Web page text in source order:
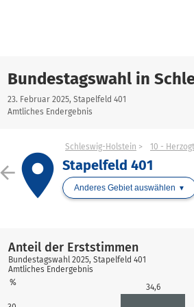
Bundestagswahl in
23. Februar 2025, Stapelfeld 401
Amtliches Endergebnis
arrow_backplace
Schleswig-Holstein 10 -
Stapelfeld 401
Anderes Gebiet auswählen
%
34,6
Anteil der Erststimmen
Bundestagswahl 2025, Stapelfeld 401
Amtliches Endergebnis